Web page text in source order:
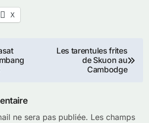
X
Les tarentules frites
de Skuon au
Cambodge
ne sera pas publiée. Les champs